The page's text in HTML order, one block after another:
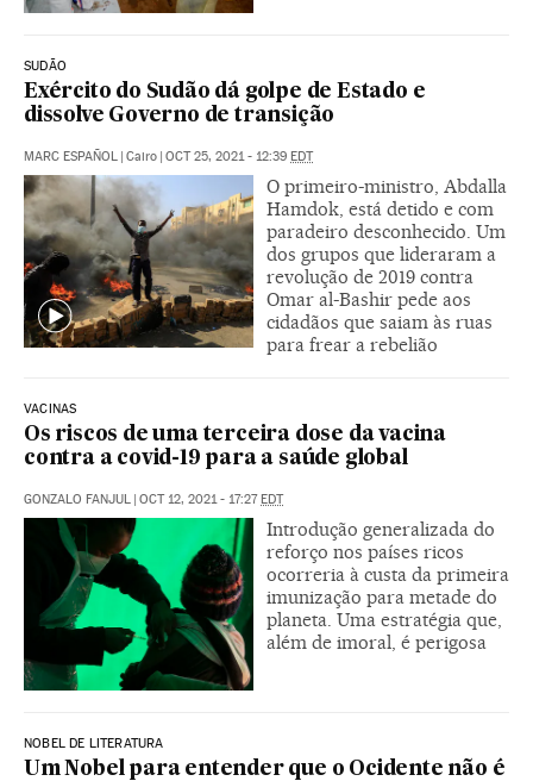
SUDÃO
Exército do Sudão dá golpe de Estado e
dissolve Governo de transição
MARC ESPAÑOL | Cairo | OCT 25, 2021 - 12:39 EDT
O primeiro-ministro, Abdalla
Hamdok, está detido e com
paradeiro desconhecido. Um
dos grupos que lideraram a
revolução de 2019 contra
Omar al-Bashir pede aos
cidadãos que saiam às ruas
para frear a rebelião
VACINAS
Os riscos de uma terceira dose da vacina
contra a covid-19 para a saúde global
GONZALO FANJUL | OCT 12, 2021 - 17:27EDT
Introdução generalizada do
reforço nos países ricos
ocorreria à custa da primeira
imunização para metade do
planeta. Uma estratégia que,
além de imoral, é perigosa
NOBEL DE LITERATURA
Um Nobel para entender que o Ocidente não é